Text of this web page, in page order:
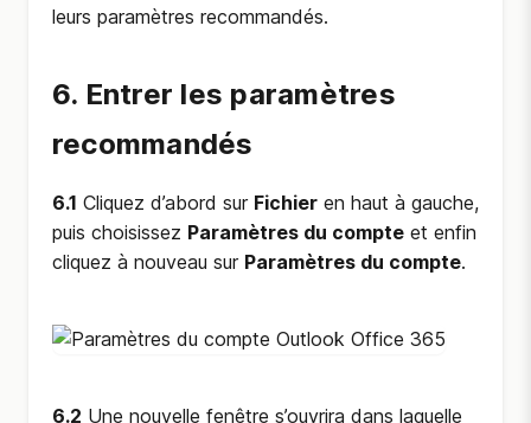
leurs paramètres recommandés.
6. Entrer les paramètres
recommandés
6.1 Cliquez d’abord sur Fichier en haut à gauche,
puis choisissez Paramètres du compte et enfin
cliquez à nouveau sur Paramètres du compte.
6.2 Une nouvelle fenêtre s’ouvrira dans laquelle